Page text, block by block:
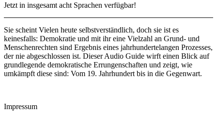
Jetzt in insgesamt acht Sprachen verfügbar!
Sie scheint Vielen heute selbstverständlich, doch sie ist es
keinesfalls: Demokratie und mit ihr eine Vielzahl an Grund- und
Menschenrechten sind Ergebnis eines jahrhundertelangen Prozesses,
der nie abgeschlossen ist. Dieser Audio Guide wirft einen Blick auf
grundlegende demokratische Errungenschaften und zeigt, wie
umkämpft diese sind: Vom 19. Jahrhundert bis in die Gegenwart.
Impressum